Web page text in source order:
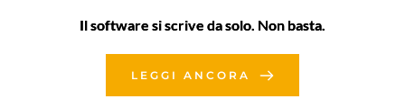
Il software si scrive da solo. Non basta.
LEGGI ANCORA